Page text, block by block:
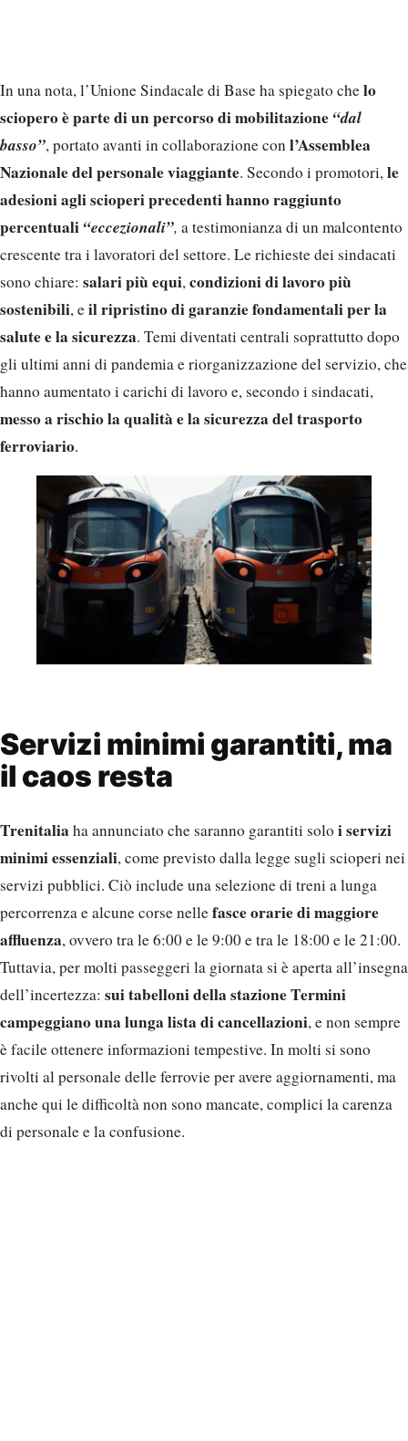
In una nota, l’Unione Sindacale di Base ha spiegato chelo
sciopero è parte di un percorso di mobilitazione “dal
basso”, portato avanti in collaborazione conl’Assemblea
Nazionale del personale viaggiante. Secondo i promotori,le
adesioni agli scioperi precedenti hanno raggiunto
percentuali “eccezionali”, a testimonianza di un malcontento
crescente tra i lavoratori del settore. Le richieste dei sindacati
sono chiare: salari più equi,condizioni di lavoro più
sostenibili, eil ripristino di garanzie fondamentali per la
salute e la sicurezza. Temi diventati centrali soprattutto dopo
gli ultimi anni di pandemia e riorganizzazione del servizio, che
hanno aumentato i carichi di lavoro e, secondo i sindacati,
messo a rischio la qualità e la sicurezza del trasporto
ferroviario.
Servizi minimi garantiti, ma
il caos resta
Trenitalia ha annunciato che saranno garantiti solo i servizi
minimi essenziali, come previsto dalla legge sugli scioperi nei
servizi pubblici. Ciò include una selezione di treni a lunga
percorrenza e alcune corse nellefasce orarie di maggiore
affluenza, ovvero tra le 6:00 e le 9:00 e tra le 18:00 e le 21:00.
Tuttavia, per molti passeggeri la giornata si è aperta all’insegna
dell’incertezza: sui tabelloni della stazione Termini
campeggiano una lunga lista di cancellazioni, e non sempre
è facile ottenere informazioni tempestive. In molti si sono
rivolti al personale delle ferrovie per avere aggiornamenti, ma
anche qui le difficoltà non sono mancate, complici la carenza
di personale e la confusione.